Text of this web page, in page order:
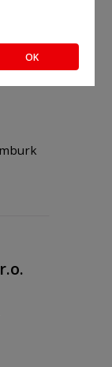
OK